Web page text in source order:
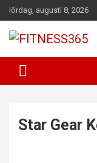
Hoppa
till
innehåll
lördag, augusti 8, 2026
Star Gear